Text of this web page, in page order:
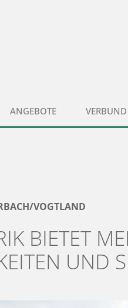
ANGEBOTE VERBUND
VOGTLAND
BIETET
UND